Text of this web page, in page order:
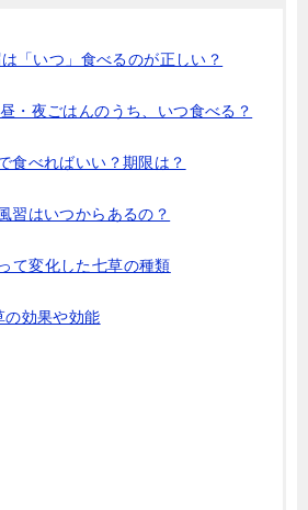
「いつ」食べるのが正しい？
・夜ごはんのうち、いつ食べる？
食べればいい？期限は？
習はいつからあるの？
て変化した七草の種類
の効果や効能